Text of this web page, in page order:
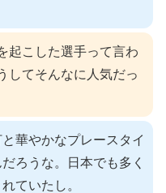
起こした選手って言わ
してそんなに人気だっ
華やかなプレースタイ
ろうな。日本でも多く
ていたし。